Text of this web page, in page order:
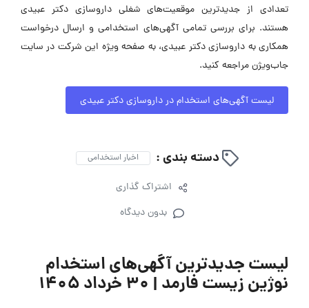
تعدادی از جدیدترین موقعیت‌های شغلی داروسازی دکتر عبیدی
هستند. برای بررسی تمامی آگهی‌های استخدامی و ارسال درخواست
همکاری به داروسازی دکتر عبیدی، به صفحه ویژه این شرکت در سایت
جاب‌ویژن مراجعه کنید.
لیست آگهی‌های استخدام در داروسازی دکتر عبیدی
دسته بندی : اخبار استخدامی
اشتراک گذاری
بدون دیدگاه
لیست جدیدترین آگهی‌های استخدام
نوژین زیست فارمد | ۳۰ خرداد ۱۴۰۵